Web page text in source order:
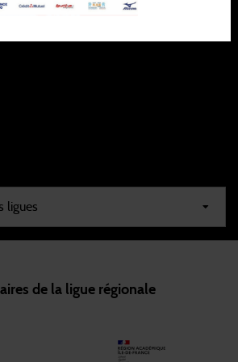
de la ligue régionale